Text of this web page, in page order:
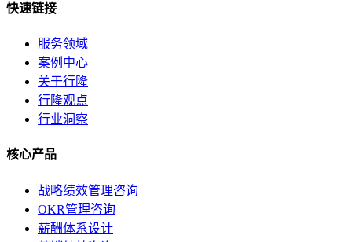
快速链接
服务领域
案例中心
关于行隆
行隆观点
行业洞察
核心产品
战略绩效管理咨询
OKR管理咨询
薪酬体系设计